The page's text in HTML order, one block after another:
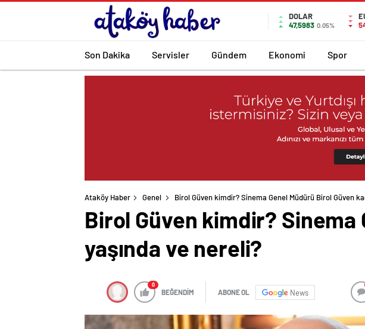
DOLAR
47,5983 0.05%
Son Dakika Servisler Gündem Ekonomi Spor
Ataköy Haber Genel Birol Güven kimdir? Sinema Genel Müdürü Birol Güven
Birol Güven kimdir? Sinema
yaşında ve nereli?
0
BEĞENDİM ABONE OL News